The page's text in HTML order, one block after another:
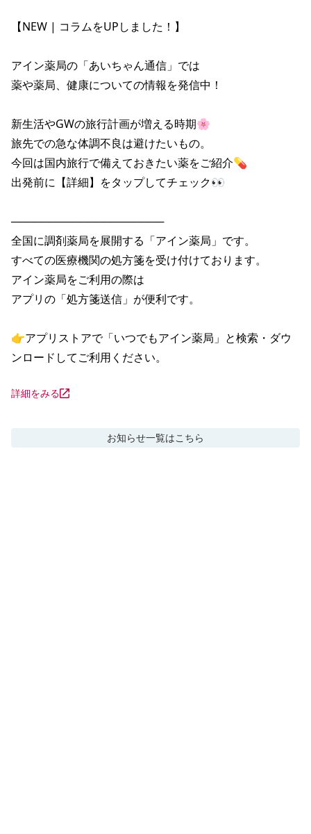
【NEW | コラムをUPしました！】
アイン薬局の「あいちゃん通信」では
薬や薬局、健康についての情報を発信中！
新生活やGWの旅行計画が増える時期🌸
旅先での急な体調不良は避けたいもの。
今回は国内旅行で備えておきたい薬をご紹介💊
出発前に【詳細】をタップしてチェック👀
────────────────────
全国に調剤薬局を展開する「アイン薬局」です。
すべての医療機関の処方箋を受け付けております。
アイン薬局をご利用の際は
アプリの「処方箋送信」が便利です。
👉アプリストアで「いつでもアイン薬局」と検索・ダウ
ンロードしてご利用ください。
詳細をみる
お知らせ一覧はこちら